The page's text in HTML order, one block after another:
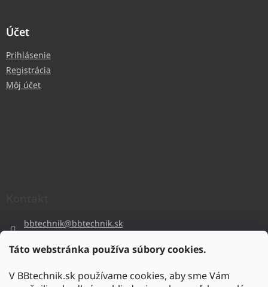
Táto webstránka používa súbory cookies.
V BBtechnik.sk používame cookies, aby sme Vám
Účet
Prihlásenie
Registrácia
Môj účet
bbtechnik@bbtechnik.sk
bbtechnik